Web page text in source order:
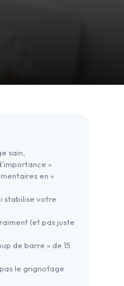
sain,
»
en «
stabilise votre
(et pas juste
de barre » de 15
le grignotage